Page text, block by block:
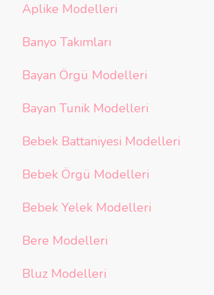
Aplike Modelleri
Banyo Takımları
Bayan Örgü Modelleri
Bayan Tunik Modelleri
Bebek Battaniyesi Modelleri
Bebek Örgü Modelleri
Bebek Yelek Modelleri
Bere Modelleri
Bluz Modelleri